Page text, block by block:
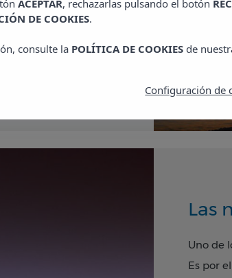
de la isla.
paseo Ses
sol». Se trata de un
marítimo, que
visitantes y turistas
Las
Uno de
Es por
ACEPTAR, rechazarlas pulsando el botón
DE COOKIES.
consulte la POLÍTICA DE COOKIESde
Configuración de